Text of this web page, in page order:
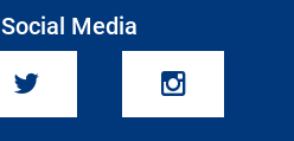
Social Media